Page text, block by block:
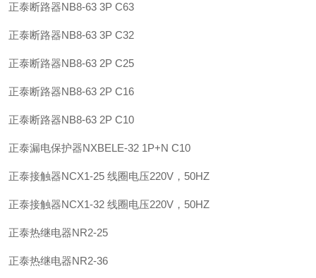
正泰断路器NB8-63 3P C63
正泰断路器NB8-63 3P C32
正泰断路器NB8-63 2P C25
正泰断路器NB8-63 2P C16
正泰断路器NB8-63 2P C10
正泰漏电保护器NXBELE-32 1P+N C10
正泰接触器NCX1-25 线圈电压220V，50HZ
正泰接触器NCX1-32 线圈电压220V，50HZ
正泰热继电器NR2-25
正泰热继电器NR2-36